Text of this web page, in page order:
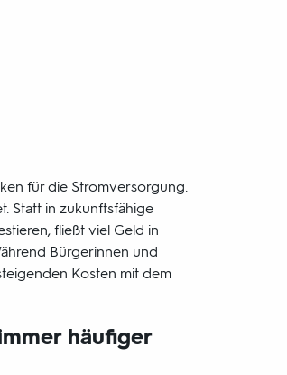
für die Stromversorgung.
Statt in zukunftsfähige
fließt viel Geld in
Bürgerinnen und
Kosten mit dem
häufiger